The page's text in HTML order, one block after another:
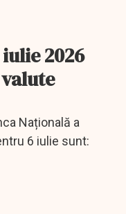
2026
Națională a
6 iulie sunt: